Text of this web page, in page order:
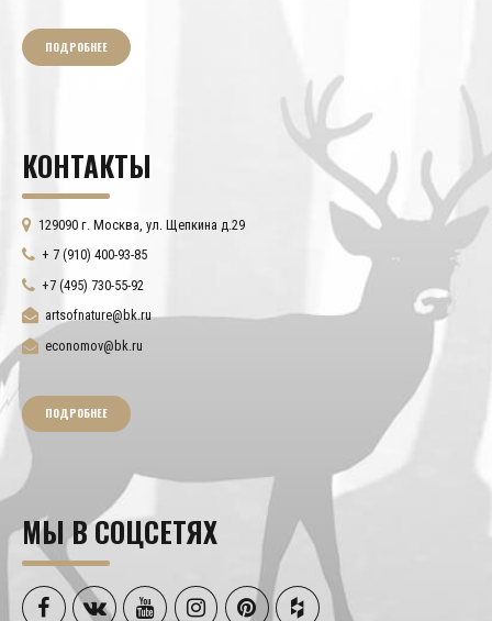
ПОДРОБНЕЕ
КОНТАКТЫ
129090 г. Москва, ул. Щепкина д.29
+ 7 (910) 400-93-85
+7 (495) 730-55-92
artsofnature@bk.ru
economov@bk.ru
ПОДРОБНЕЕ
МЫ В СОЦСЕТЯХ